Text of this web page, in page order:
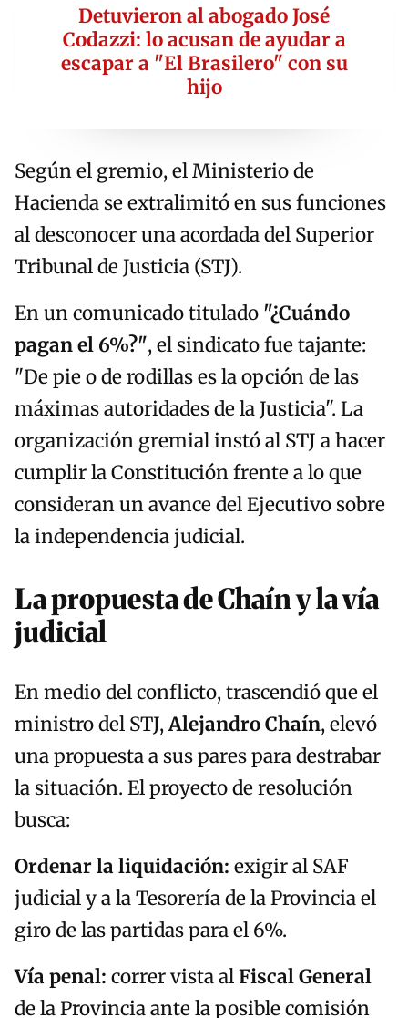
Detuvieron al abogado José
Codazzi: lo acusan de ayudar a
escapar a "El Brasilero" con su
hijo
Según el gremio, el Ministerio de
Hacienda se extralimitó en sus funciones
al desconocer una acordada del Superior
Tribunal de Justicia (STJ).
En un comunicado titulado "¿Cuándo
pagan el 6%?", el sindicato fue tajante:
"De pie o de rodillas es la opción de las
máximas autoridades de la Justicia". La
organización gremial instó al STJ a hacer
cumplir la Constitución frente a lo que
consideran un avance del Ejecutivo sobre
la independencia judicial.
La propuesta de Chaín y la vía
judicial
En medio del conflicto, trascendió que el
ministro del STJ,Alejandro Chaín, elevó
una propuesta a sus pares para destrabar
la situación. El proyecto de resolución
busca:
Ordenar la liquidación: exigir al SAF
judicial y a la Tesorería de la Provincia el
giro de las partidas para el 6%.
Vía penal: correr vista alFiscal General
de la Provincia ante la posible comisión